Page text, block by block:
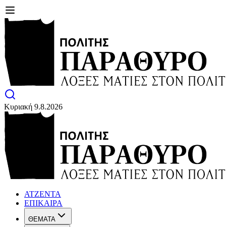
Κυριακή 9.8.2026
ΑΤΖΕΝΤΑ
ΕΠΙΚΑΙΡΑ
ΘΕΜΑΤΑ